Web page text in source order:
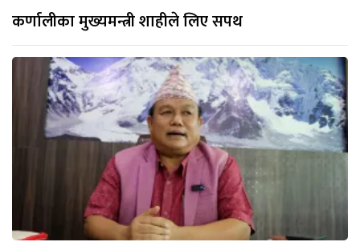
कर्णालीका मुख्यमन्त्री शाहीले लिए सपथ